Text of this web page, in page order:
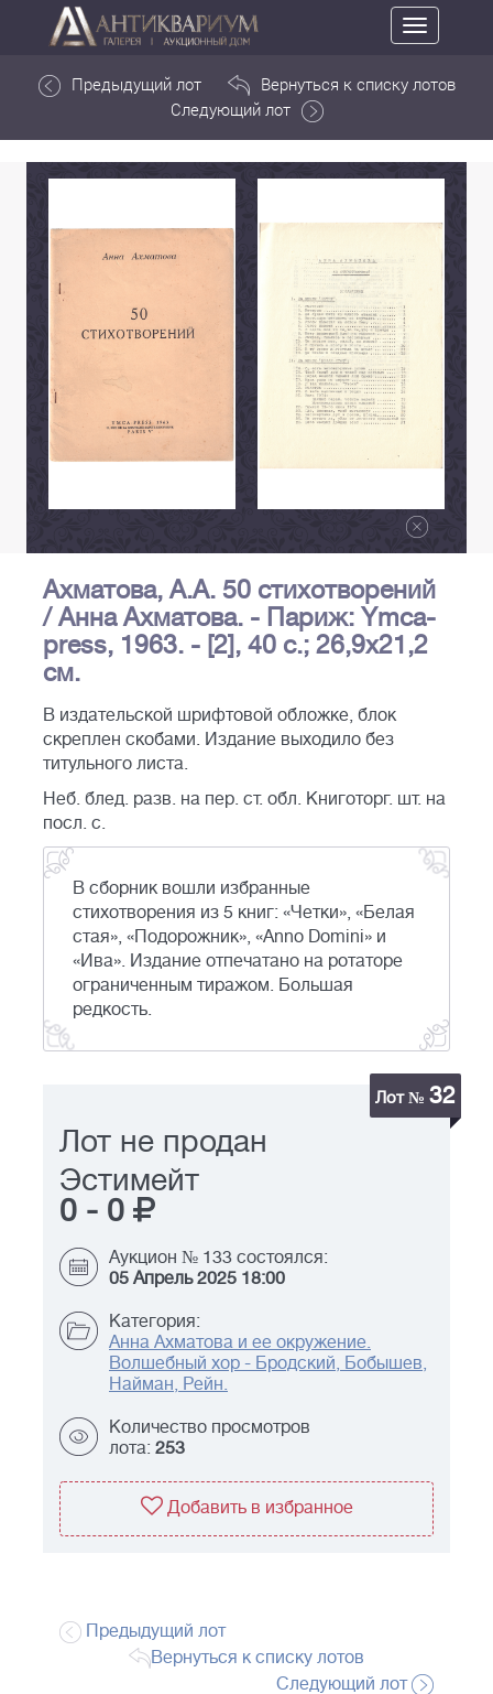
Toggle
navigation
Предыдущий лот
Вернуться к списку лотов
Следующий лот
Ахматова, А.А. 50 стихотворений
/ Анна Ахматова. - Париж: Ymca-
press, 1963. - [2], 40 с.; 26,9х21,2
см.
В издательской шрифтовой обложке, блок
скреплен скобами. Издание выходило без
титульного листа.
Неб. блед. разв. на пер. ст. обл. Книготорг. шт. на
посл. с.
В сборник вошли избранные
стихотворения из 5 книг: «Четки», «Белая
стая», «Подорожник», «Anno Domini» и
«Ива». Издание отпечатано на ротаторе
ограниченным тиражом. Большая
редкость.
Лот № 32
Лот не продан
Эстимейт
0 - 0
Аукцион № 133 состоялся:
05 Апрель 2025 18:00
Категория:
Анна Ахматова и ее окружение.
Волшебный хор - Бродский, Бобышев,
Найман, Рейн.
Количество просмотров
лота: 253
Добавить в избранное
Предыдущий лот
Вернуться к списку лотов
Следующий лот